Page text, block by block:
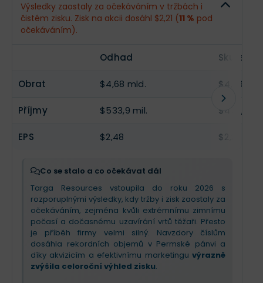
Příjmy $608,7 mil.
Výsledky zaostaly za očekáváním v tržbách i
čistém zisku. Zisk na akcii dosáhl $2,21 (11 % pod
očekáváním).
Odhad
Obrat $4,68 mld. $4,09
Příjmy $533,9 mil. $479,6
EPS $2,48 $2,21
Co se stalo a co očekávat dál
Targa Resources vstoupila do roku 2026 s
rozporuplnými výsledky, kdy tržby i zisk zaostaly za
očekáváním, zejména kvůli extrémnímu zimnímu
počasí a dočasnému uzavírání vrtů těžaři. Přesto
je příběh firmy velmi silný. Navzdory číslům
dosáhla rekordních objemů v Permské pánvi a
díky akvizicím a efektivnímu marketingu výrazně
zvýšila celoroční výhled zisku.